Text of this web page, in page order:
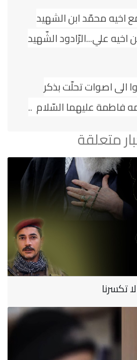
اخيه محمّد ابن الشهيد
اخيه علي...الرّادود الشّهيد
اصوات تحلّت بذكر
فاطمة عليهما السّلام ..
متعلقة
تكسرنا